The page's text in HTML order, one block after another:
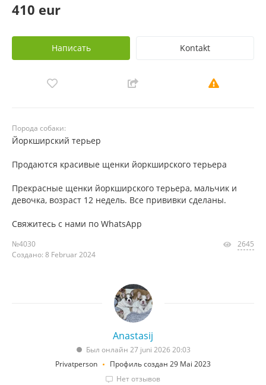
410 eur
Написать Kontakt
Порода собаки:
Йоркширский терьер
Продаются красивые щенки йоркширского терьера
Прекрасные щенки йоркширского терьера, мальчик и
девочка, возраст 12 недель. Все прививки сделаны.
Свяжитесь с нами по WhatsApp
№4030
Создано: 8 Februar 2024
2645
Anastasij
Был онлайн 27 juni 2026 20:03
Privatperson
Профиль создан 29 Mai 2023
Нет отзывов